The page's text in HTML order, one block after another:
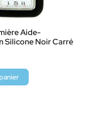
Aide-
Silicone Noir Carré